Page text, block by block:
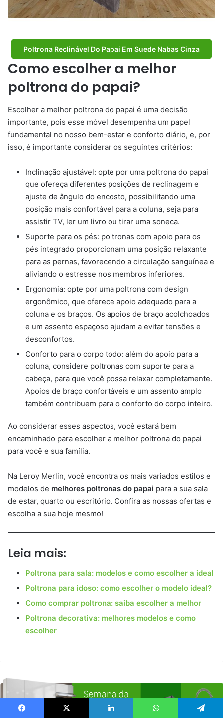
Poltrona Reclinável Do Papai Em Suede Nabas Cinza
Como escolher a melhor
poltrona do papai?
Escolher a melhor poltrona do papai é uma decisão
importante, pois esse móvel desempenha um papel
fundamental no nosso bem-estar e conforto diário, e, por
isso, é importante considerar os seguintes critérios:
Inclinação ajustável: opte por uma poltrona do papai
que ofereça diferentes posições de reclinagem e
ajuste de ângulo do encosto, possibilitando uma
posição mais confortável para a coluna, seja para
assistir TV, ler um livro ou tirar uma soneca.
Suporte para os pés: poltronas com apoio para os
pés integrado proporcionam uma posição relaxante
para as pernas, favorecendo a circulação sanguínea e
aliviando o estresse nos membros inferiores.
Ergonomia: opte por uma poltrona com design
ergonômico, que oferece apoio adequado para a
coluna e os braços. Os apoios de braço acolchoados
e um assento espaçoso ajudam a evitar tensões e
desconfortos.
Conforto para o corpo todo: além do apoio para a
coluna, considere poltronas com suporte para a
cabeça, para que você possa relaxar completamente.
Apoios de braço confortáveis e um assento amplo
também contribuem para o conforto do corpo inteiro.
Ao considerar esses aspectos, você estará bem
encaminhado para escolher a melhor poltrona do papai
para você e sua família.
Na Leroy Merlin, você encontra os mais variados estilos e
modelos de melhores poltronas do papai para a sua sala
de estar, quarto ou escritório. Confira as nossas ofertas e
escolha a sua hoje mesmo!
Leia mais:
Poltrona para sala: modelos e como escolher a ideal
Poltrona para idoso: como escolher o modelo ideal?
Como comprar poltrona: saiba escolher a melhor
Poltrona decorativa: melhores modelos e como
escolher